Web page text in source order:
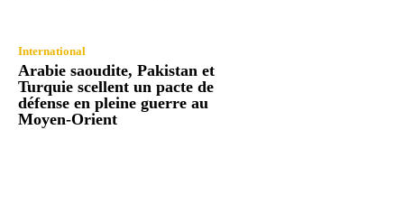
International
Arabie saoudite, Pakistan et
Turquie scellent un pacte de
défense en pleine guerre au
Moyen-Orient